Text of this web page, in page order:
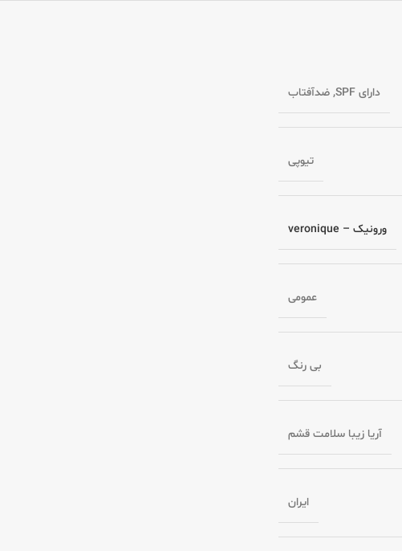
دارای SPF , ضدآفتاب
تیوپی
ورونیک – veronique
عمومی
بی رنگ
آریا زیبا سلامت قشم
ایران